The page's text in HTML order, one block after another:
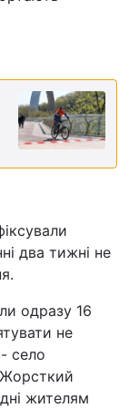
два тижні не
одразу 16
не
село
Жорсткий
жителям